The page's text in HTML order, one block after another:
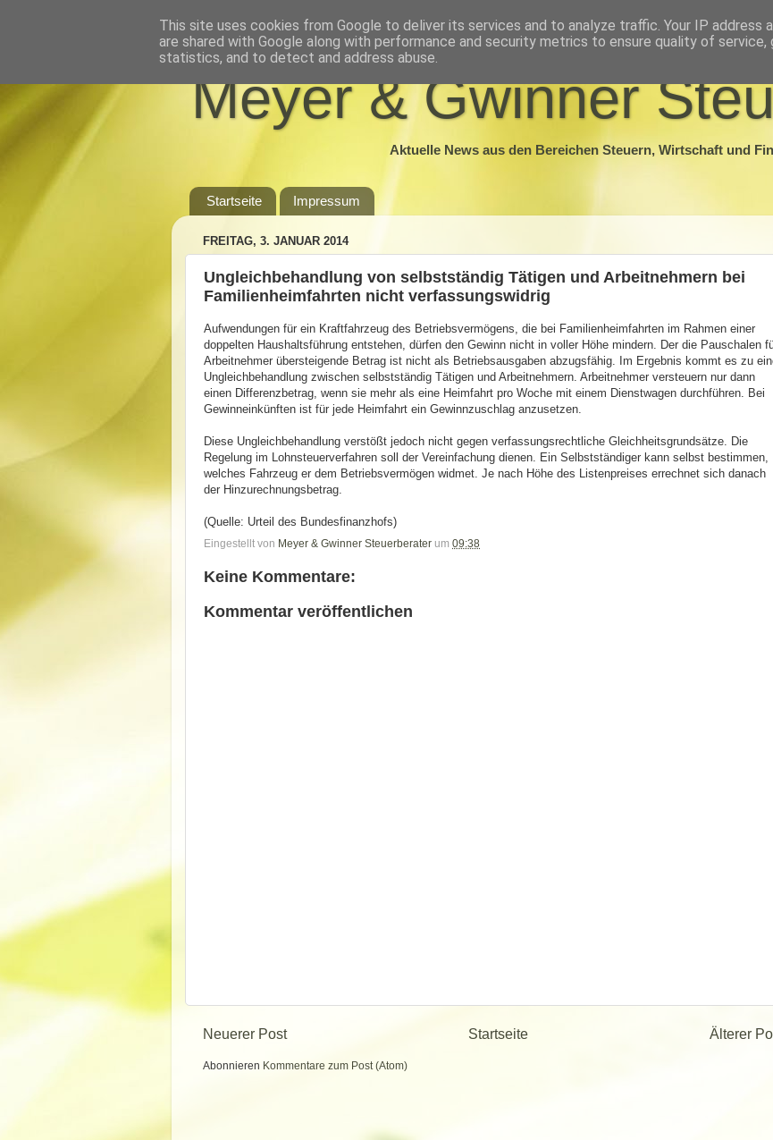
Meyer & Gwinner
Aktuelle News aus den Bereichen Steuern, Wirtschaft und
Startseite Impressum
FREITAG, 3. JANUAR 2014
Ungleichbehandlung von selbstständig Tätigen und Arbeitnehmern bei
Familienheimfahrten nicht verfassungswidrig
Aufwendungen für ein Kraftfahrzeug des Betriebsvermögens, die bei Familienheimfahrten im Rahmen einer
doppelten Haushaltsführung entstehen, dürfen den Gewinn nicht in voller Höhe mindern. Der die Pauschalen
Arbeitnehmer übersteigende Betrag ist nicht als Betriebsausgaben abzugsfähig. Im Ergebnis kommt es zu
Ungleichbehandlung zwischen selbstständig Tätigen und Arbeitnehmern. Arbeitnehmer versteuern nur dann
einen Differenzbetrag, wenn sie mehr als eine Heimfahrt pro Woche mit einem Dienstwagen durchführen. Bei
Gewinneinkünften ist für jede Heimfahrt ein Gewinnzuschlag anzusetzen.
Diese Ungleichbehandlung verstößt jedoch nicht gegen verfassungsrechtliche Gleichheitsgrundsätze. Die
Regelung im Lohnsteuerverfahren soll der Vereinfachung dienen. Ein Selbstständiger kann selbst bestimmen,
welches Fahrzeug er dem Betriebsvermögen widmet. Je nach Höhe des Listenpreises errechnet sich danach
der Hinzurechnungsbetrag.
(Quelle: Urteil des Bundesfinanzhofs)
Eingestellt von Meyer & Gwinner Steuerberater um 09:38
Keine Kommentare:
Kommentar veröffentlichen
Neuerer Post Älterer
Startseite
Abonnieren Kommentare zum Post (Atom)
This site uses cookies from Google to deliver its services and to analyze traffic. Your IP address
are shared with Google along with performance and security metrics to ensure quality of service,
statistics, and to detect and address abuse.